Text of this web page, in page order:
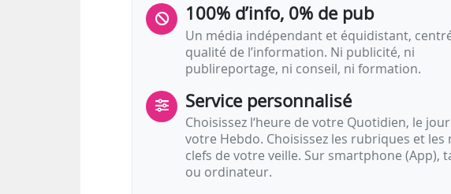
100% d’info, 0% de pub
Un média indépendant et équidistant,
qualité de l’information. Ni publicité, ni
publireportage, ni conseil, ni formation.
Service personnalisé
Choisissez l‘heure de votre Quotidien, le
votre Hebdo. Choisissez les rubriques et les
clefs de votre veille. Sur smartphone (App),
ou ordinateur.